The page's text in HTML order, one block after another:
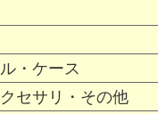
・ケース
セサリ・その他